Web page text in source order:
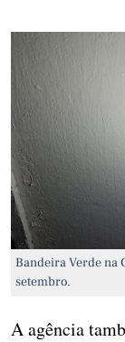
Bandeira Verde na
setembro.
A agência